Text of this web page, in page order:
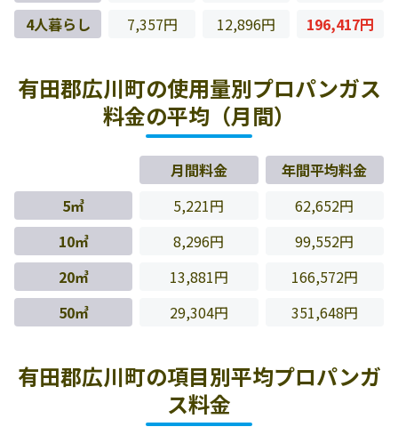
4人暮らし
7,357円 12,896円 196,417円
有田郡広川町の使用量別プロパンガス
料金の平均（月間）
月間料金
年間平均料金
5㎥
5,221円
62,652円
10㎥
8,296円
99,552円
20㎥
13,881円
166,572円
50㎥
29,304円 351,648円
有田郡広川町の項目別平均プロパンガ
ス料金